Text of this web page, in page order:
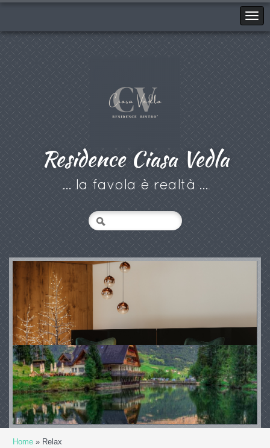
Residence Ciasa Vedla
... la favola è realtà ...
Home » Relax